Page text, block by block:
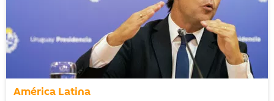
América Latina